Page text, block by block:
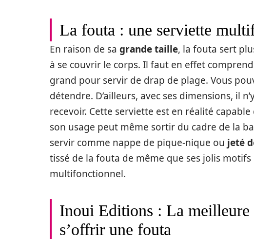
La fouta : une serviette
En raison de sa grande taille, la fouta sert
à se couvrir le corps. Il faut en effet
grand pour servir de drap de plage. Vous
détendre. D’ailleurs, avec ses dimensions, il
recevoir. Cette serviette est en réalité
son usage peut même sortir du cadre de la
servir comme nappe de pique-nique ou jeté
tissé de la fouta de même que ses jolis
multifonctionnel.
Inoui Editions : La
s’offrir une fouta